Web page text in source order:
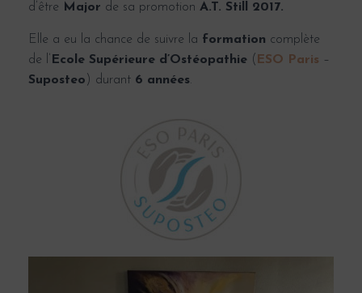
d’être Major de sa promotion A.T. Still 2017.
Elle a eu la chance de suivre la formation complète
de l’
Ecole Supérieure d’Ostéopathie ( ESO Paris –
Suposteo ) durant 6 années.